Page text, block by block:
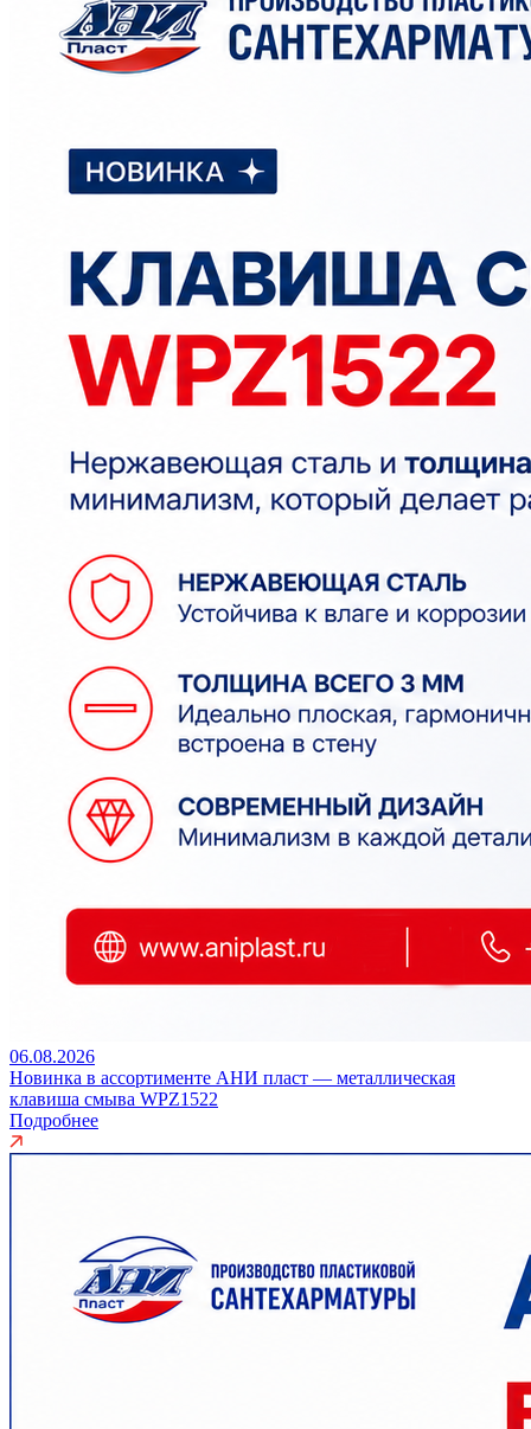
06.08.2026
Новинка в ассортименте АНИ пласт — металлическая
клавиша смыва WPZ1522
Подробнее